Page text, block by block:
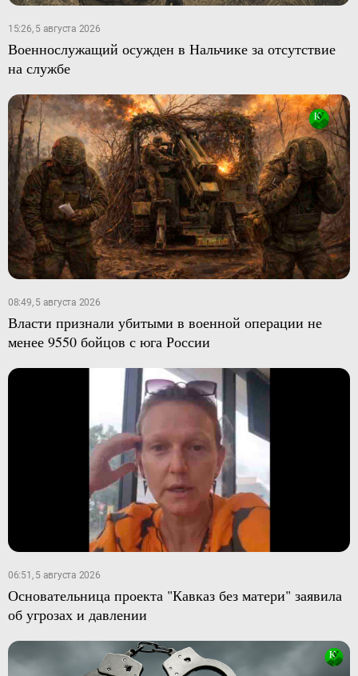
15:26, 5 августа 2026
Военнослужащий осужден в Нальчике за отсутствие
на службе
08:49, 5 августа 2026
Власти признали убитыми в военной операции не
менее 9550 бойцов с юга России
06:51, 5 августа 2026
Основательница проекта "Кавказ без матери" заявила
об угрозах и давлении